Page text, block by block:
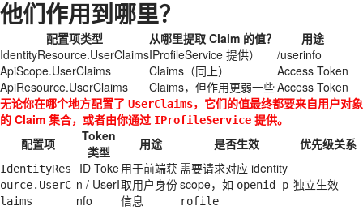
他们作用到哪里？
配置项类型 从哪里提取 Claim 的值？
用途
IdentityResource.UserClaimsIProfileService 提供）
/userinfo
ApiScope.UserClaims
Claims（同上）
Access Token
ApiResource.UserClaims
Claims，但作用更弱一些Access Token
无论你在哪个地方配置了 UserClaims，它们的值最终都要来自用户对象
的 Claim 集合，或者由你通过 IProfileService 提供。
配置项
Token
类型
用途 是否生效 优先级关系
IdentityRes
ource.UserC
laims
ID Toke
n / UserI
nfo
用于前端获
取用户身份
信息
需要请求对应 identity
scope，如 openid p
rofile
独立生效